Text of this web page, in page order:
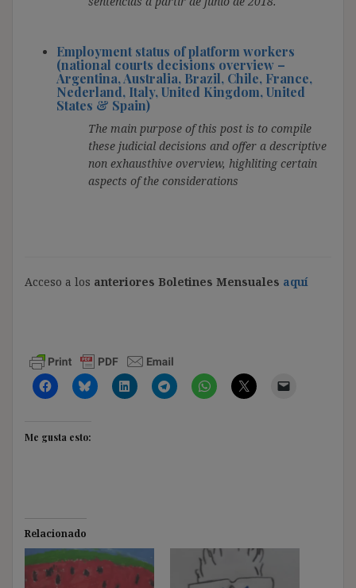
Employment status of platform workers
(national courts decisions overview –
Argentina, Australia, Brazil, Chile, France,
Nederland, Italy, United Kingdom, United
States & Spain)
The main purpose of this post is to compile
these judicial decisions and offer a descriptive
non exhausthive overview, highliting certain
aspects of the considerations
Acceso a los anteriores Boletines Mensuales aquí
Me gusta esto:
Relacionado